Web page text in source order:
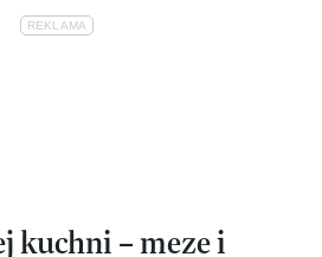
kuchni – meze i